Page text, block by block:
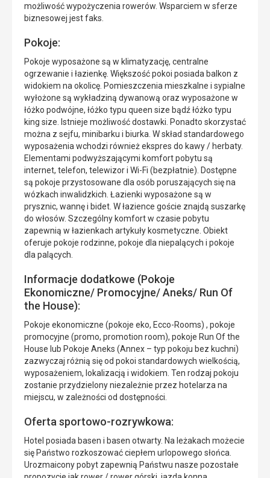
możliwość wypożyczenia rowerów. Wsparciem w sferze
biznesowej jest faks.
Pokoje:
Pokoje wyposażone są w klimatyzację, centralne
ogrzewanie i łazienkę. Większość pokoi posiada balkon z
widokiem na okolicę. Pomieszczenia mieszkalne i sypialne
wyłożone są wykładziną dywanową oraz wyposażone w
łóżko podwójne, łóżko typu queen size bądź łóżko typu
king size. Istnieje możliwość dostawki. Ponadto skorzystać
można z sejfu, minibarku i biurka. W skład standardowego
wyposażenia wchodzi również ekspres do kawy / herbaty.
Elementami podwyższającymi komfort pobytu są
internet, telefon, telewizor i Wi-Fi (bezpłatnie). Dostępne
są pokoje przystosowane dla osób poruszających się na
wózkach inwalidzkich. Łazienki wyposażone są w
prysznic, wannę i bidet. W łazience goście znajdą suszarkę
do włosów. Szczególny komfort w czasie pobytu
zapewnią w łazienkach artykuły kosmetyczne. Obiekt
oferuje pokoje rodzinne, pokoje dla niepalących i pokoje
dla palących.
Informacje dodatkowe (Pokoje
Ekonomiczne/ Promocyjne/ Aneks/ Run Of
the House):
Pokoje ekonomiczne (pokoje eko, Ecco-Rooms) , pokoje
promocyjne (promo, promotion room), pokoje Run Of the
House lub Pokoje Aneks (Annex – typ pokoju bez kuchni)
zazwyczaj różnią się od pokoi standardowych wielkością,
wyposażeniem, lokalizacją i widokiem. Ten rodzaj pokoju
zostanie przydzielony niezależnie przez hotelarza na
miejscu, w zależności od dostępności.
Oferta sportowo-rozrywkowa:
Hotel posiada basen i basen otwarty. Na leżakach możecie
się Państwo rozkoszować ciepłem urlopowego słońca.
Urozmaicony pobyt zapewnią Państwu nasze pozostałe